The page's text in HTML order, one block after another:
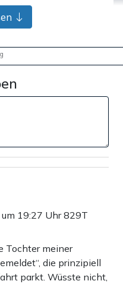
19:27 Uhr829T
Tochter meiner
die prinzipiell
parkt. Wüsste nicht,